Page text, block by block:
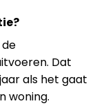
Dat
als het gaat
woning.